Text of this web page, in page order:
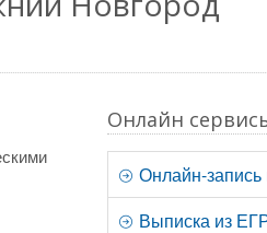
Онлайн
Онлайн-
Выписка из